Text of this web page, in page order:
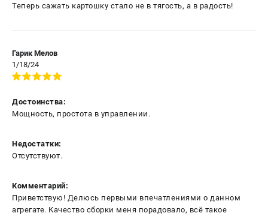
Теперь сажать картошку стало не в тягость, а в радость!
Гарик Мелов
1/18/24
Достоинства:
Мощность, простота в управлении.
Недостатки:
Отсутствуют.
Комментарий:
Приветствую! Делюсь первыми впечатлениями о данном
агрегате. Качество сборки меня порадовало, всё такое